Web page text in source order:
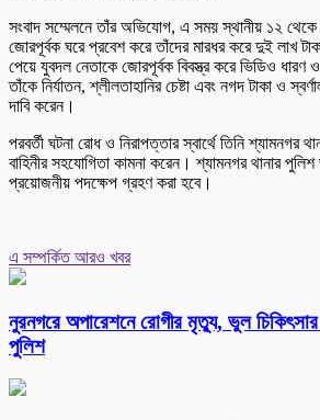
সংবাদ সম্মেলনে তাঁর অভিযোগ, এ সময় স্থানীয় ১২
জোরপূর্বক ঘরে প্রবেশ করে তাঁদের মারধর করে দুই লাখ
পেয়ে যুবদল নেতাকে জোরপূর্বক বিবস্ত্র করে ভিডিও
তাঁকে নির্যাতন, শ্লীলতাহানির চেষ্টা এবং নগদ টাকা ও
দাবি করেন।
পরবর্তী ঘটনা রোধ ও নিরাপত্তার স্বার্থে তিনি
বাহিনীর সহযোগিতা কামনা করেন। শ্যামনগর থানার পুলিশ
প্রয়োজনীয় পদক্ষেপ গ্রহণ করা হবে।
এ সম্পর্কিত আরও খবর
নুরনগরে অপারেশনে রোগীর মৃত্যু, ভুল
পুলিশ